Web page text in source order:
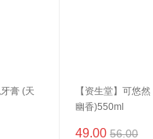
膏 (天
【资生堂】可悠
幽香)550ml
49.00 56.00